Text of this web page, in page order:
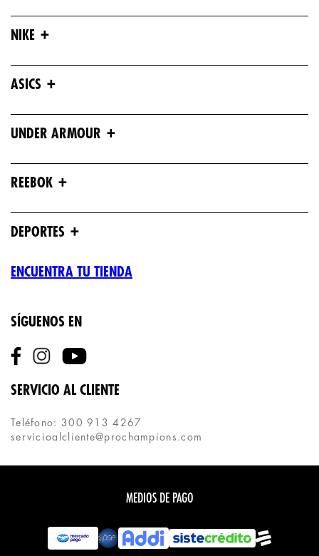
NIKE +
ASICS +
UNDER ARMOUR +
REEBOK +
DEPORTES +
ENCUENTRA TU TIENDA
SÍGUENOS EN
SERVICIO AL CLIENTE
Teléfono: 300 913 4267
servicioalcliente@prochampions.com
MEDIOS DE PAGO